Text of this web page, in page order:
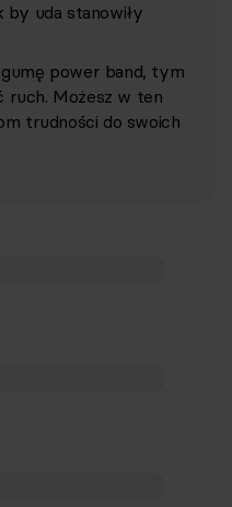
by uda stanowiły
power band, tym
ruch. Możesz w ten
trudności do swoich